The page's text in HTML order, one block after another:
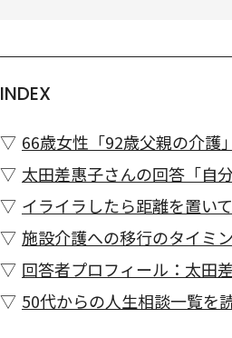
INDEX
66歳女性「92歳父親の介護
太田差惠子さんの回答「自
イライラしたら距離を置い
施設介護への移行のタイミ
回答者プロフィール：太田
50代からの人生相談一覧を